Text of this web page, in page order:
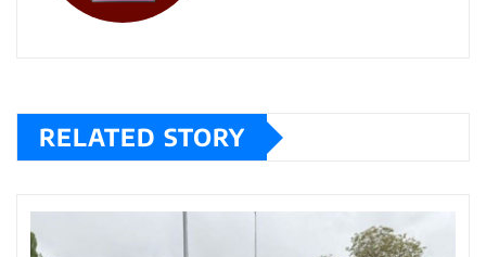
RELATED STORY